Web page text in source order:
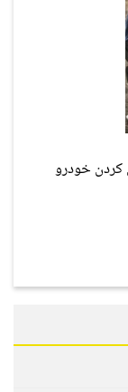
کردن خودرو